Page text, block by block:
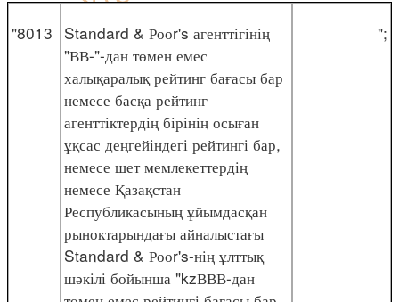
"8013 Standard & Рооr's агенттігінің
"ВВ-"-дан төмен емес
халықаралық рейтинг бағасы бар
немесе басқа рейтинг
агенттіктердің бірінің осыған
ұқсас деңгейіндегі рейтингі бар,
немесе шет мемлекеттердің
немесе Қазақстан
Республикасының ұйымдасқан
рыноктарындағы айналыстағы
Standard & Рооr's-нің ұлттық
шәкілі бойынша "kzВВВ-дан
";